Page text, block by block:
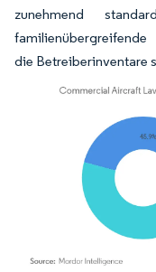
zunehmend
die Betreiberinventare